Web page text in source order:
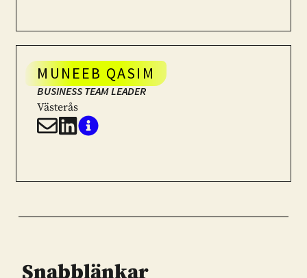
MUNEEB QASIM
BUSINESS TEAM LEADER
Västerås
Snabblänkar